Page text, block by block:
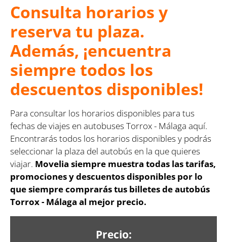
Consulta horarios y
reserva tu plaza.
Además, ¡encuentra
siempre todos los
descuentos disponibles!
Para consultar los horarios disponibles para tus
fechas de viajes en autobuses Torrox - Málaga aquí.
Encontrarás todos los horarios disponibles y podrás
seleccionar la plaza del autobús en la que quieres
viajar. Movelia siempre muestra todas las tarifas,
promociones y descuentos disponibles por lo
que siempre comprarás tus billetes de autobús
Torrox - Málaga al mejor precio.
Precio: